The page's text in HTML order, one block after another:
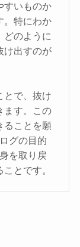
すいものか
。特にわか
どのように
け出すのが
とで、抜け
ます。この
ることを願
グの目的
を取り戻
とです。